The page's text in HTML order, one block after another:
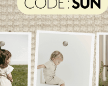
chics et tendances
et enfants
et élégance
remarquable